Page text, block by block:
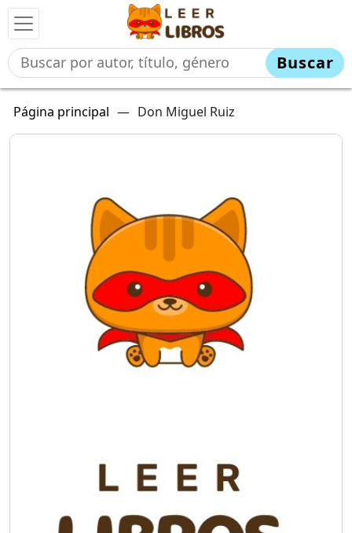
Buscar
Página principal — Don Miguel Ruiz